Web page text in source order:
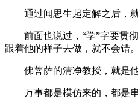
通过闻思生起定解之后，就
前面也说过，“学”字要贯彻
跟着他的样子去做，就不会错。
佛菩萨的清净教授，就是他
万事都是模仿来的，都是串